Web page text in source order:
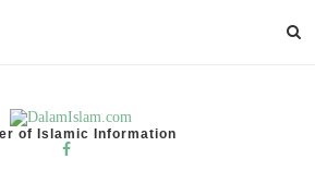
of Islamic Information